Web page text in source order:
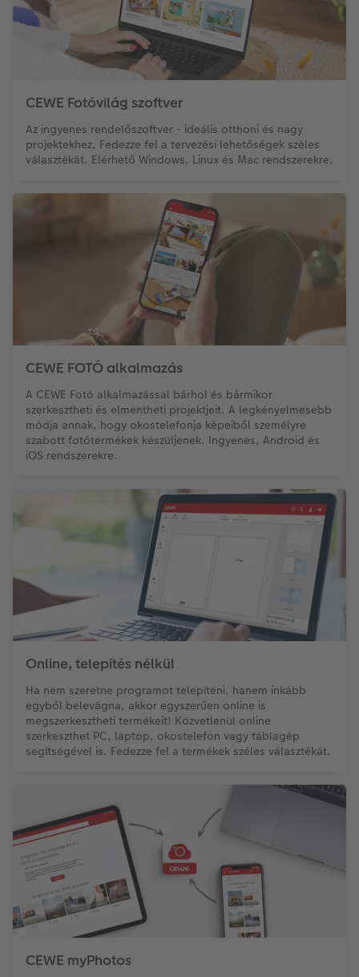
Matrica nyomtatás azonnal
Kiegészítők
CEWE myPhotos
Fotószalag
XXL Retró fotó
Kiegészítők
CEWE myPhotos
CEWE myPhotos
CEWE Fotóvilág szoftver
Az ingyenes rendelőszoftver - ideális otthoni és nagy
projektekhez. Fedezze fel a tervezési lehetőségek széles
választékát. Elérhető Windows, Linux és Mac rendszerekre.
CEWE FOTÓ alkalmazás
A CEWE Fotó alkalmazással bárhol és bármikor
szerkesztheti és elmentheti projektjeit. A legkényelmesebb
módja annak, hogy okostelefonja képeiből személyre
szabott fotótermékek készüljenek. Ingyenes, Android és
iOS rendszerekre.
Online, telepítés nélkül
Ha nem szeretne programot telepíteni, hanem inkább
egyből belevágna, akkor egyszerűen online is
megszerkesztheti termékeit! Közvetlenül online
szerkeszthet PC, laptop, okostelefon vagy táblagép
segítségével is. Fedezze fel a termékek széles választékát.
CEWE myPhotos